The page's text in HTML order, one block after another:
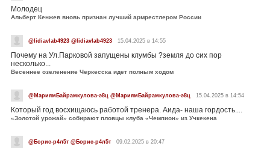
Молодец
Альберт Кенжев вновь признан лучший армрестлером России
@lidiavlab4923 @lidiavlab4923 15.04.2025 в 14:55
Почему на Ул.Парковой запущены клумбы ?земля до сих пор
несколько...
Весеннее озеленение Черкесска идет полным ходом
@МариямБайрамкулова-э8ц @МариямБайрамкулова-э8ц 15.04.2025 в 14:54
Который год восхищаюсь работой тренера. Аида- наша гордость....
«Золотой урожай» собирают пловцы клуба «Чемпион» из Учкекена
@Борис-р4л5т @Борис-р4л5т 09.02.2025 в 20:47